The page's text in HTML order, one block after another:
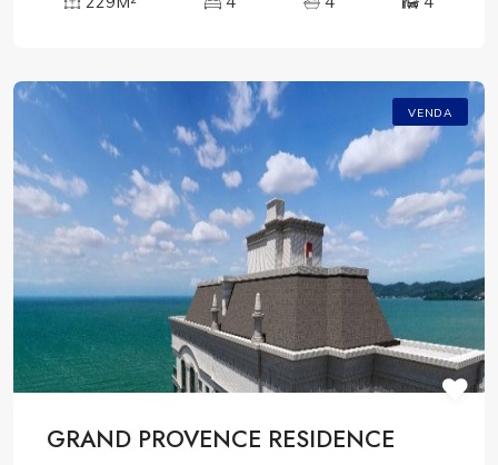
VENDA
GRAND PROVENCE RESIDENCE